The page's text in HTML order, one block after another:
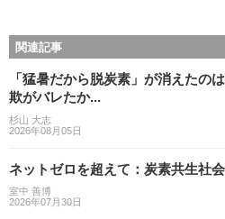
関連記事
「猛暑だから脱炭素」が消えたの
欺がバレたか...
杉山 大志
2026年08月05日
ネットゼロを超えて：炭素共生社
室中 善博
2026年07月30日